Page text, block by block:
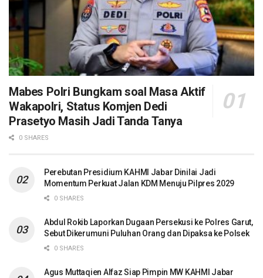
Mabes Polri Bungkam soal Masa Aktif
Wakapolri, Status Komjen Dedi
Prasetyo Masih Jadi Tanda Tanya
0 SHARES
Perebutan Presidium KAHMI Jabar Dinilai Jadi
Momentum Perkuat Jalan KDM Menuju Pilpres 2029
0 SHARES
Abdul Rokib Laporkan Dugaan Persekusi ke Polres Garut,
Sebut Dikerumuni Puluhan Orang dan Dipaksa ke Polsek
0 SHARES
Agus Muttaqien Alfaz Siap Pimpin MW KAHMI Jabar